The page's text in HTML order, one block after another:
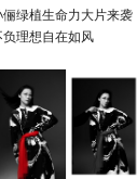
俪绿植生命力大片来袭
负理想自在如风